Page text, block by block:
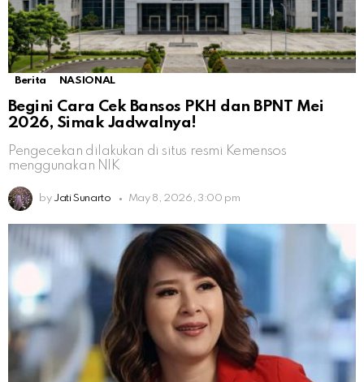
Berita NASIONAL
Begini Cara Cek Bansos PKH dan BPNT Mei
2026, Simak Jadwalnya!
Pengecekan dilakukan di situs resmi Kemensos
menggunakan NIK
by Jati Sunarto May 8, 2026, 3:00 pm